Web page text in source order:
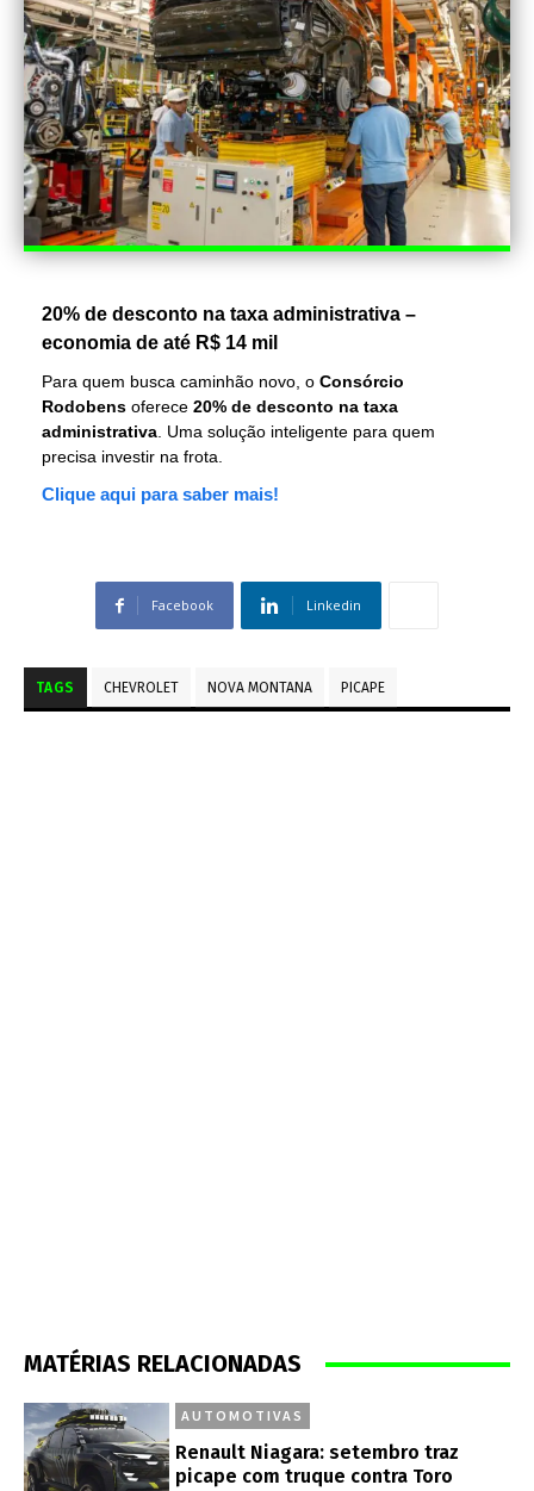
20% de desconto na taxa administrativa –
economia de até R$ 14 mil
Para quem busca caminhão novo, o Consórcio
Rodobens oferece 20% de desconto na taxa
administrativa. Uma solução inteligente para quem
precisa investir na frota.
Clique aqui para saber mais!
Facebook Linkedin
TAGS CHEVROLET NOVA MONTANA PICAPE
MATÉRIAS RELACIONADAS
AUTOMOTIVAS
Renault Niagara: setembro traz
picape com truque contra Toro